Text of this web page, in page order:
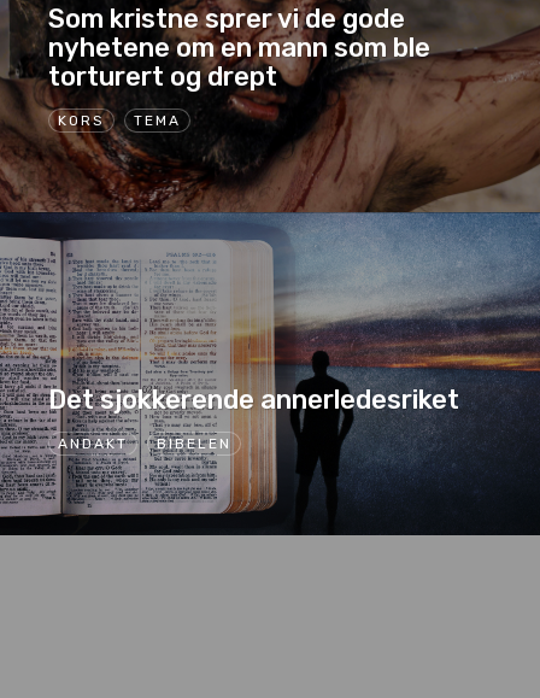
KORS TEMA
Som kristne sprer vi de gode
nyhetene om en mann som ble
torturert og drept
ANDAKT BIBELEN
Det sjokkerende annerledesriket